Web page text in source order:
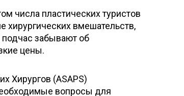
числа пластических туристов
хирургических вмешательств,
забывают об
цены.
Хирургов (ASAPS)
вопросы для